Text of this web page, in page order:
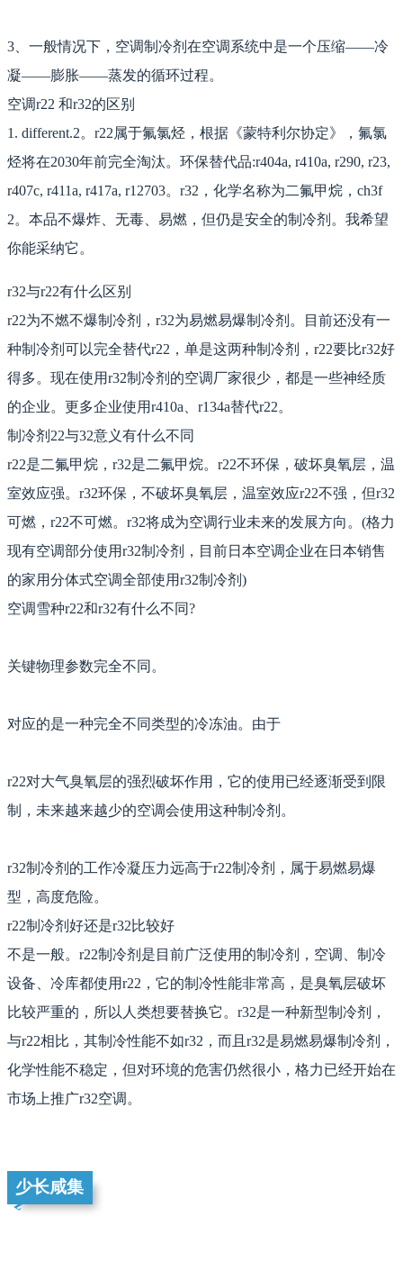
3、一般情况下，空调制冷剂在空调系统中是一个压缩——冷
凝——膨胀——蒸发的循环过程。
空调r22 和r32的区别
1. different.2。r22属于氟氯烃，根据《蒙特利尔协定》，氟氯
烃将在2030年前完全淘汰。环保替代品:r404a, r410a, r290, r23,
r407c, r411a, r417a, r12703。r32，化学名称为二氟甲烷，ch3f
2。本品不爆炸、无毒、易燃，但仍是安全的制冷剂。我希望
你能采纳它。
r32与r22有什么区别
r22为不燃不爆制冷剂，r32为易燃易爆制冷剂。目前还没有一
种制冷剂可以完全替代r22，单是这两种制冷剂，r22要比r32好
得多。现在使用r32制冷剂的空调厂家很少，都是一些神经质
的企业。更多企业使用r410a、r134a替代r22。
制冷剂22与32意义有什么不同
r22是二氟甲烷，r32是二氟甲烷。r22不环保，破坏臭氧层，温
室效应强。r32环保，不破坏臭氧层，温室效应r22不强，但r32
可燃，r22不可燃。r32将成为空调行业未来的发展方向。(格力
现有空调部分使用r32制冷剂，目前日本空调企业在日本销售
的家用分体式空调全部使用r32制冷剂)
空调雪种r22和r32有什么不同?
关键物理参数完全不同。
对应的是一种完全不同类型的冷冻油。由于
r22对大气臭氧层的强烈破坏作用，它的使用已经逐渐受到限
制，未来越来越少的空调会使用这种制冷剂。
r32制冷剂的工作冷凝压力远高于r22制冷剂，属于易燃易爆
型，高度危险。
r22制冷剂好还是r32比较好
不是一般。r22制冷剂是目前广泛使用的制冷剂，空调、制冷
设备、冷库都使用r22，它的制冷性能非常高，是臭氧层破坏
比较严重的，所以人类想要替换它。r32是一种新型制冷剂，
与r22相比，其制冷性能不如r32，而且r32是易燃易爆制冷剂，
化学性能不稳定，但对环境的危害仍然很小，格力已经开始在
市场上推广r32空调。
少长咸集